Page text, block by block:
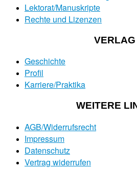
Lektorat/Manuskripte
Rechte und Lizenzen
VERLAG
Geschichte
Profil
Karriere/Praktika
WEITERE
AGB/Widerrufsrecht
Impressum
Datenschutz
Vertrag widerrufen